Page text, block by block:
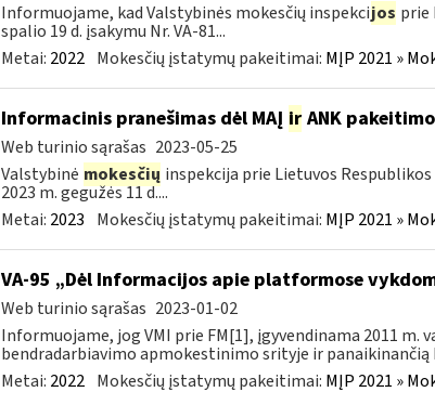
Informuojame, kad Valstybinės mokesčių inspekcijos prie
spalio 19 d. įsakymu Nr. VA-81...
Metai: 2022 Mokesčių įstatymų pakeitimai: MĮP 2021 »
Informacinis pranešimas dėl MAĮ irANK pakeitimo
Web turinio sąrašas 2023-05-25
Valstybinė mokesčių inspekcija prie Lietuvos
2023 m. gegužės 11 d....
Metai: 2023 Mokesčių įstatymų pakeitimai: MĮP 2021 »
VA-95 „Dėl Informacijos apie platformose
Web turinio sąrašas 2023-01-02
Informuojame, jog VMI prie FM[1], įgyvendinama 2011 m.
bendradarbiavimo apmokestinimo srityje ir panaikinančią
Metai: 2022 Mokesčių įstatymų pakeitimai: MĮP 2021 »